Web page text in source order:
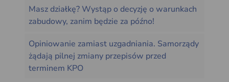
Masz działkę? Wystąp o decyzję o warunkach
zabudowy, zanim będzie za późno!
Opiniowanie zamiast uzgadniania. Samorządy
żądają pilnej zmiany przepisów przed
terminem KPO